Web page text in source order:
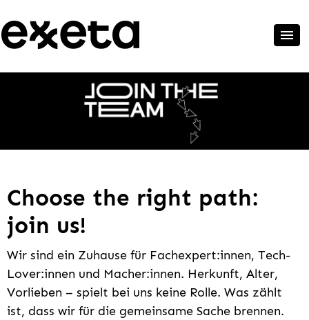
Choose the right path:
join us!
Wir sind ein Zuhause für Fachexpert:innen, Tech-
Lover:innen und Macher:innen. Herkunft, Alter,
Vorlieben – spielt bei uns keine Rolle. Was zählt
ist, dass wir für die gemeinsame Sache brennen.